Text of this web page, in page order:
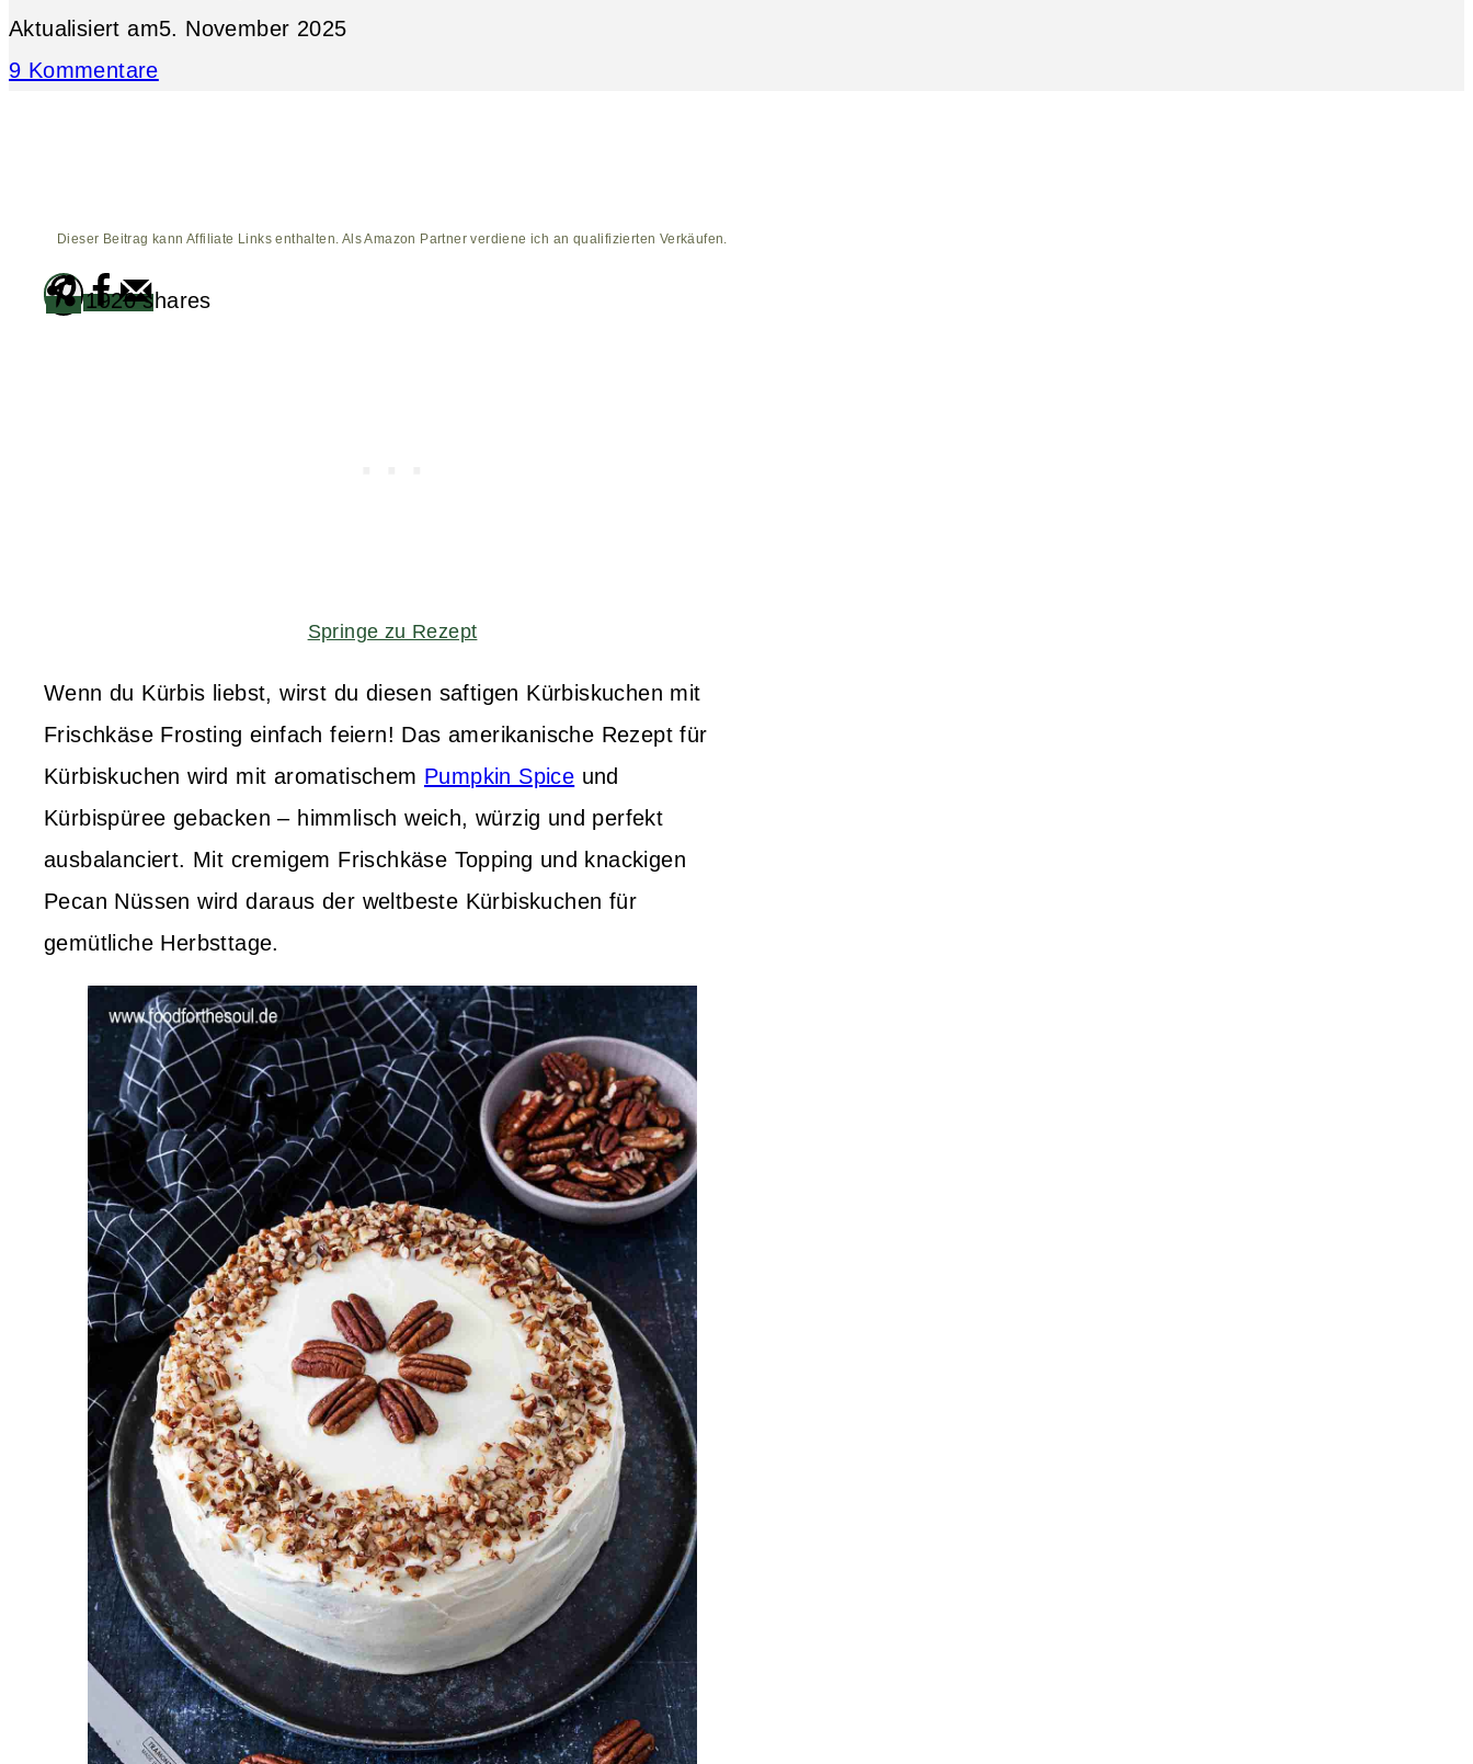
Aktualisiert am5. November 2025
9 Kommentare
Dieser Beitrag kann Affiliate Links enthalten. Als Amazon Partner verdiene ich an qualifizierten Verkäufen.
1920 shares
Springe zu Rezept
Wenn du Kürbis liebst, wirst du diesen saftigen Kürbiskuchen mit
Frischkäse Frosting einfach feiern! Das amerikanische Rezept für
Kürbiskuchen wird mit aromatischem Pumpkin Spice und
Kürbispüree gebacken – himmlisch weich, würzig und perfekt
ausbalanciert. Mit cremigem Frischkäse Topping und knackigen
Pecan Nüssen wird daraus der weltbeste Kürbiskuchen für
gemütliche Herbsttage.